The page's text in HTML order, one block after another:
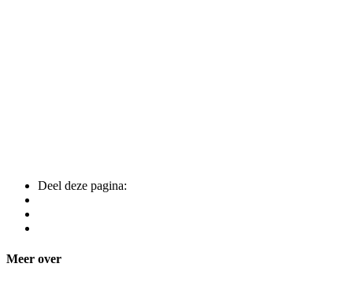
Deel deze pagina:
Meer over